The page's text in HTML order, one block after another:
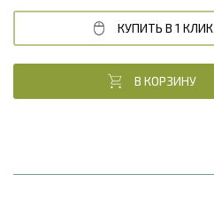
КУПИТЬ В 1 КЛИК
В КОРЗИНУ